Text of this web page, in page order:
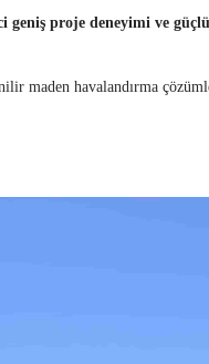
geniş proje deneyimi ve
maden havalandırma